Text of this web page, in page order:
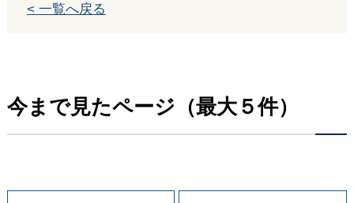
< 一覧へ戻る
今まで見たページ（最大５件）